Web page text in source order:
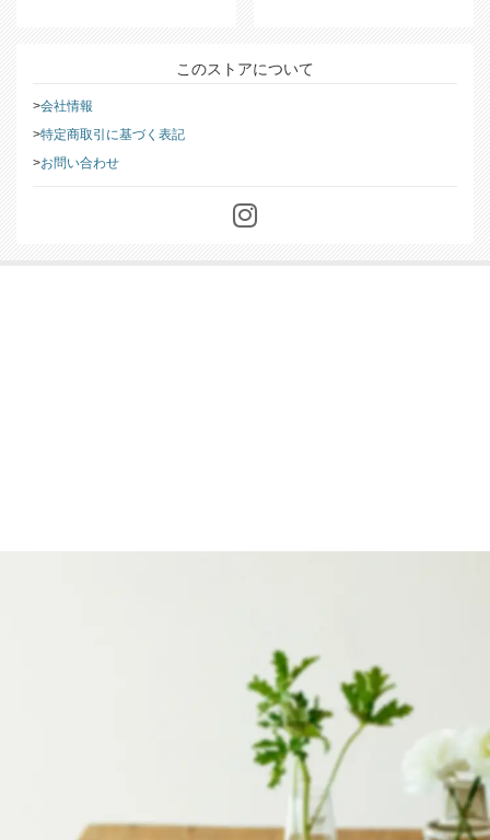
このストアについて
会社情報
特定商取引に基づく表記
お問い合わせ